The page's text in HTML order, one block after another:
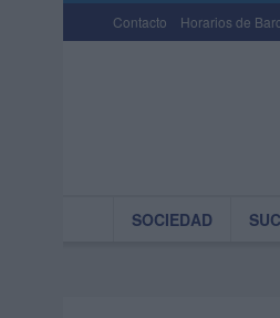
Contacto Horarios de
SOCIEDAD